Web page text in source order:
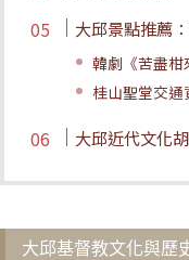
大邱景點推薦
韓劇《苦盡柑
桂山聖堂交通
大邱近代文化
大邱基督教文化與歷